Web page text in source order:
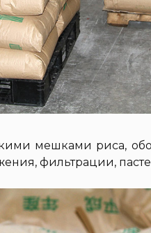
мешками риса,
фильтрации,